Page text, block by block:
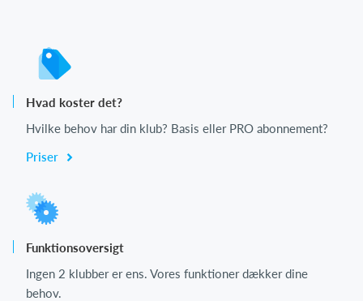
Hvad koster det?
Hvilke behov har din klub? Basis eller PRO abonnement?
Priser
Funktionsoversigt
Ingen 2 klubber er ens. Vores funktioner dækker dine
behov.